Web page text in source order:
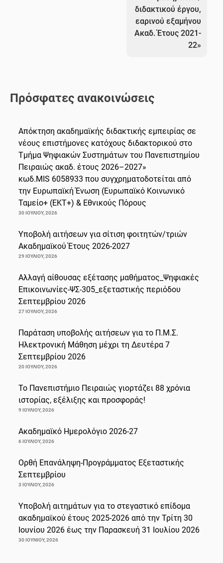
διδακτικού έργου,
εαρινού εξαμήνου
Ακαδ. Έτους 2021-
22»
Πρόσφατες ανακοινώσεις
Απόκτηση ακαδημαϊκής διδακτικής εμπειρίας σε
νέους επιστήμονες κατόχους διδακτορικού στο
Τμήμα Ψηφιακών Συστημάτων του Πανεπιστημίου
Πειραιώς ακαδ. έτους 2026–2027»
κωδ.MIS 6058933 που συγχρηματοδοτείται από
την Ευρωπαϊκή Ένωση (Ευρωπαϊκό Κοινωνικό
Ταμείο+ (ΕΚΤ+) & Εθνικούς Πόρους
30 ΙΟΥΛΊΟΥ, 2026
Υποβολή αιτήσεων για σίτιση φοιτητών/τριών
Ακαδημαϊκού Έτους 2026-2027
29 ΙΟΥΛΊΟΥ, 2026
Αλλαγή αίθουσας εξέτασης μαθήματος_Ψηφιακές
Επικοινωνίες-ΨΣ-305_εξεταστικής περιόδου
Σεπτεμβρίου 2026
27 ΙΟΥΛΊΟΥ, 2026
Παράταση υποβολής αιτήσεων για το Π.Μ.Σ.
Ηλεκτρονική Μάθηση μέχρι τη Δευτέρα 7
Σεπτεμβρίου 2026
20 ΙΟΥΛΊΟΥ, 2026
Το Πανεπιστήμιο Πειραιώς γιορτάζει 88 χρόνια
ιστορίας, εξέλιξης και προσφοράς!
9 ΙΟΥΛΊΟΥ, 2026
Ακαδημαϊκό Ημερολόγιο 2026-27
6 ΙΟΥΛΊΟΥ, 2026
Ορθή Επανάληψη-Προγράμματος Εξεταστικής
Σεπτεμβρίου
3 ΙΟΥΛΊΟΥ, 2026
Υποβολή αιτημάτων για το στεγαστικό επίδομα
ακαδημαϊκού έτους 2025-2026 από την Τρίτη 30
Ιουνίου 2026 έως την Παρασκευή 31 Ιουλίου 2026
30 ΙΟΥΝΊΟΥ, 2026